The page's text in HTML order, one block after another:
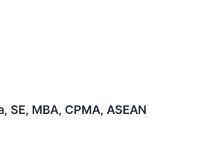
SE, MBA, CPMA, ASEAN